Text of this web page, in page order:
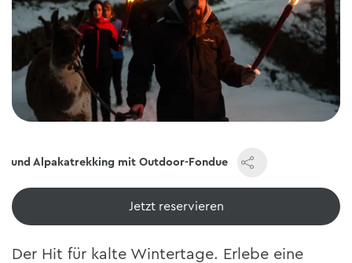
und Alpakatrekking mit Outdoor-Fondue
Jetzt reservieren
Der Hit für kalte Wintertage. Erlebe eine